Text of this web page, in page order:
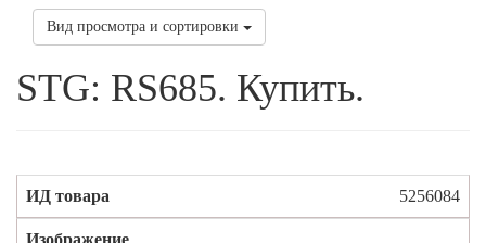
Вид просмотра и сортировки
STG: RS685. Купить.
5256084